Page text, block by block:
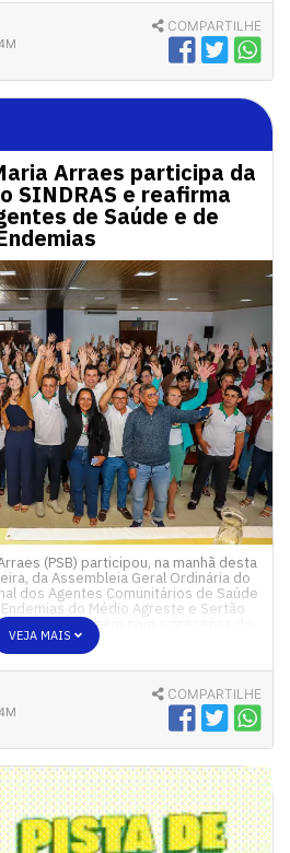
COMPARTILHE
Arraes participa da
SINDRAS e reafirma
de Saúde e de
(PSB) participou, na manhã desta
da Assembleia Geral Ordinária do
dos Agentes Comunitários de Saúde
do Médio Agreste e Sertão
contou também com a presença do
(PT). Presidido por […]
VEJA MAIS
COMPARTILHE